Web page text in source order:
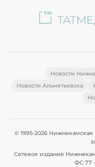
Новости
Новости Альметьевска
© 1995-2026
Сетевое издание
ФС 77 -